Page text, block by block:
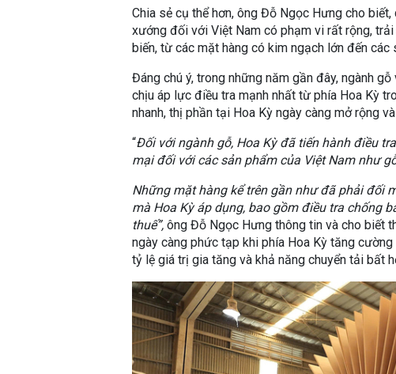
Chia sẻ cụ thể hơn, ông Đỗ Ngọc Hưng cho
xướng đối với Việt Nam có phạm vi rất rộng,
biến, từ các mặt hàng có kim ngạch lớn đến các
Đáng chú ý, trong những năm gần đây, ngành
chịu áp lực điều tra mạnh nhất từ phía Hoa Kỳ
nhanh, thị phần tại Hoa Kỳ ngày càng mở rộng
“Đối với ngành gỗ, Hoa Kỳ đã tiến hành điều
mại đối với các sản phẩm của Việt Nam như
Những mặt hàng kể trên gần như đã phải đối
mà Hoa Kỳ áp dụng, bao gồm điều tra chống
thuế”, ông Đỗ Ngọc Hưng thông tin và cho biết
ngày càng phức tạp khi phía Hoa Kỳ tăng
tỷ lệ giá trị gia tăng và khả năng chuyển tải bất